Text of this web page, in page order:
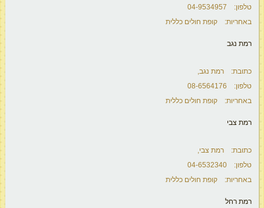
טלפון: 04-9534957
באחריות: קופת חולים כללית
רמת נגב
כתובת: רמת נגב,
טלפון: 08-6564176
באחריות: קופת חולים כללית
רמת צבי
כתובת: רמת צבי,
טלפון: 04-6532340
באחריות: קופת חולים כללית
רמת רחל